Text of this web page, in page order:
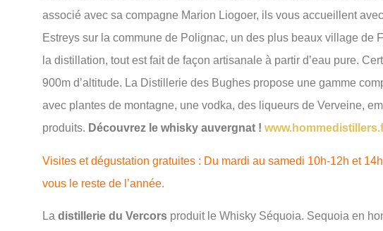
associé avec sa compagne Marion Liogoer, ils vous accueillent
Estreys sur la commune de Polignac, un des plus beaux village de
la distillation, tout est fait de façon artisanale à partir d’eau pure.
900m d’altitude. La Distillerie des Bughes propose une gamme
avec plantes de montagne, une vodka, des liqueurs de Verveine,
produits. Découvrez le whisky auvergnat !
Visites et dégustation gratuites : Du mardi au samedi 10h-12h et
vous le reste de l’année.
La distillerie du Vercors produit le Whisky Séquoia. Sequoia en